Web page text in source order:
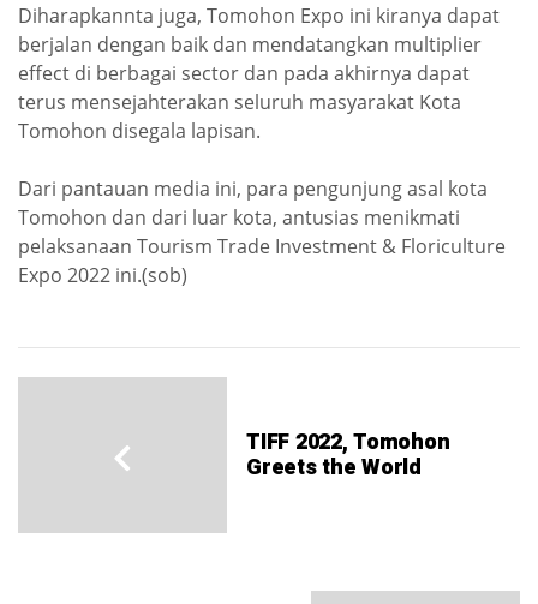
Diharapkannta juga, Tomohon Expo ini kiranya dapat
berjalan dengan baik dan mendatangkan multiplier
effect di berbagai sector dan pada akhirnya dapat
terus mensejahterakan seluruh masyarakat Kota
Tomohon disegala lapisan.
Dari pantauan media ini, para pengunjung asal kota
Tomohon dan dari luar kota, antusias menikmati
pelaksanaan Tourism Trade Investment & Floriculture
Expo 2022 ini.(sob)
TIFF 2022, Tomohon
Greets the World